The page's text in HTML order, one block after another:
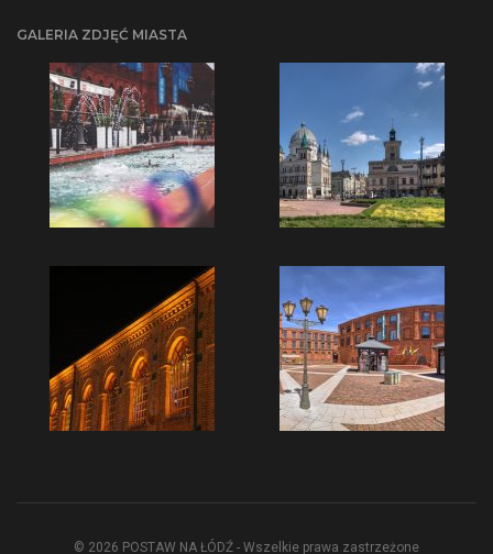
GALERIA ZDJĘĆ MIASTA
© 2026 POSTAW NA ŁÓDŹ - Wszelkie prawa zastrzeżone